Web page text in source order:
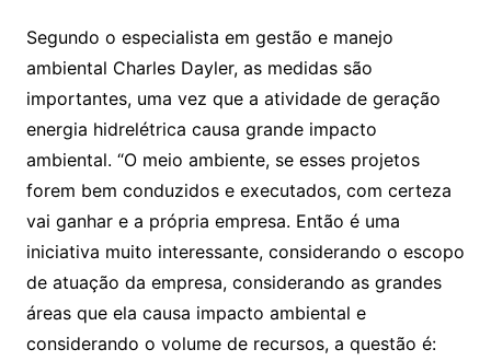
Segundo o especialista em gestão e manejo
ambiental Charles Dayler, as medidas são
importantes, uma vez que a atividade de geração
energia hidrelétrica causa grande impacto
ambiental. “O meio ambiente, se esses projetos
forem bem conduzidos e executados, com certeza
vai ganhar e a própria empresa. Então é uma
iniciativa muito interessante, considerando o escopo
de atuação da empresa, considerando as grandes
áreas que ela causa impacto ambiental e
considerando o volume de recursos, a questão é: